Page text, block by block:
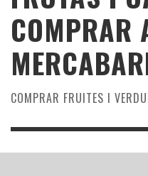
COMPRAR
COMPRAR FRUITES I